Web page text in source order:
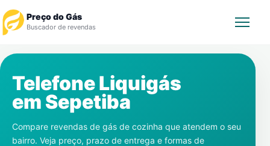
Preço do Gás
Buscador de revendas
Revendedor
Notícias
Telefone Liquigás
em Sepetiba
Compare revendas de gás de cozinha que atendem o seu
bairro. Veja preço, prazo de entrega e formas de